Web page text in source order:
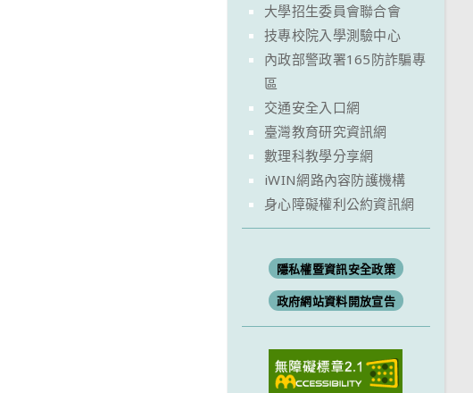
大學招生委員會聯合會
技專校院入學測驗中心
內政部警政署165防詐騙專
區
交通安全入口網
臺灣教育研究資訊網
數理科教學分享網
iWIN網路內容防護機構
身心障礙權利公約資訊網
隱私權暨資訊安全政策
政府網站資料開放宣告